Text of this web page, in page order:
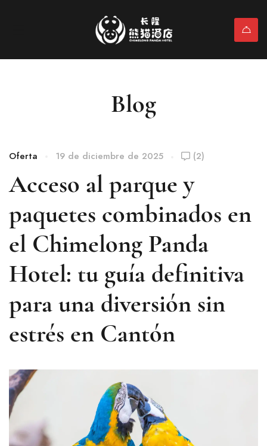
Blog
Oferta 19 de diciembre de 2025 (2)
Acceso al parque y
paquetes combinados en
el Chimelong Panda
Hotel: tu guía definitiva
para una diversión sin
estrés en Cantón